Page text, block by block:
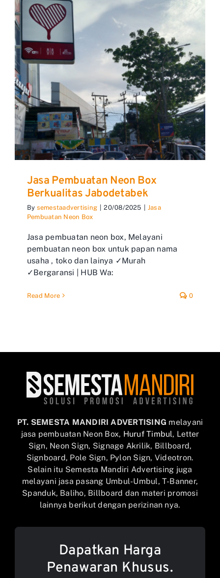
Jasa Pembuatan Neon Box
Berkualitas Jabodetabek
By semestaadvertising 20/08/2025
Jasa
Pembuatan Neon Box
Jasa pembuatan neon box, Melayani
pembuatan neon box untuk papan nama
usaha , toko dan lainya ✓Murah
✓Bergaransi | HUB Wa:
Read More 0
PT. SEMESTA MANDIRI ADVERTISING melayani
jasa pembuatan Neon Box, Huruf Timbul, Letter
Sign, Neon Sign, Signage Akrilik, Billboard,
Signboard, Pole Sign, Pylon Sign, Videotron.
Selain itu Semesta Mandiri Advertising juga
melayani jasa pasang Umbul-Umbul, T-Banner,
Spanduk, Baliho, Billboard dan materi promosi
lainnya berikut dengan perizinan nya.
Dapatkan Harga
Penawaran Khusus.